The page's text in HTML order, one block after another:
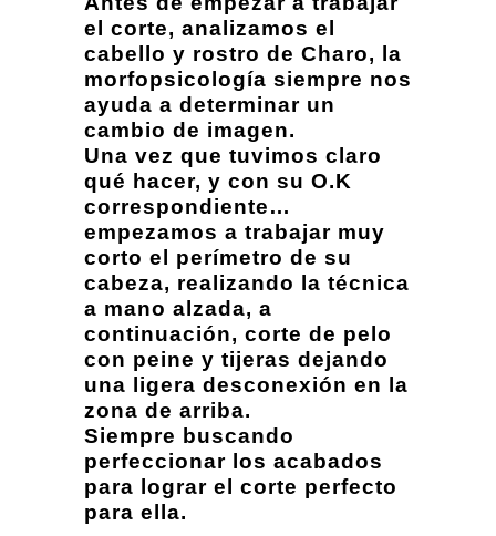
el corte, analizamos el
cabello y rostro de Charo, la
morfopsicología siempre nos
ayuda a determinar un
cambio de imagen.
Una vez que tuvimos claro
qué hacer, y con su O.K
correspondiente…
empezamos a trabajar muy
corto el perímetro de su
cabeza, realizando la técnica
a mano alzada, a
continuación, corte de pelo
con peine y tijeras dejando
una ligera desconexión en la
zona de arriba.
Siempre buscando
perfeccionar los acabados
para lograr el corte perfecto
para ella.